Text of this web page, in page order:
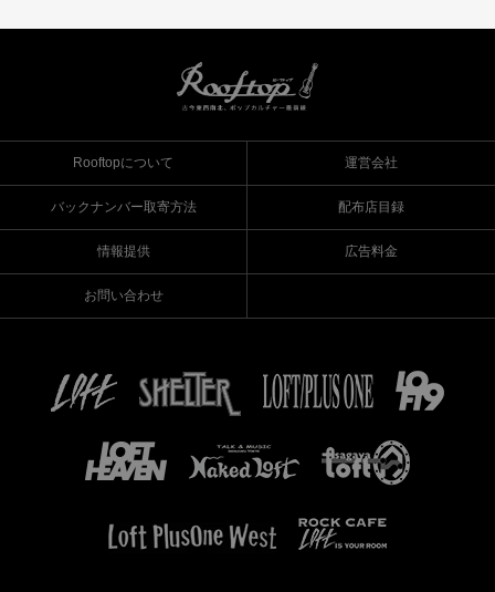
Rooftopについて 運営会社
バックナンバー取寄方法 配布店目録
情報提供 広告料金
お問い合わせ